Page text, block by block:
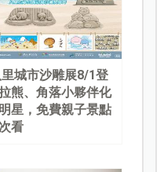
城市沙雕展8/1登
熊、角落小夥伴化
星，免費親子景點
看